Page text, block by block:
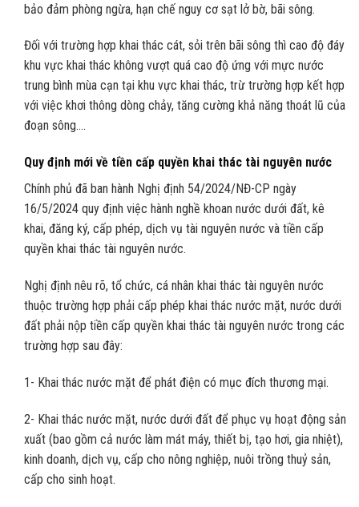
bảo đảm phòng ngừa, hạn chế nguy cơ sạt lở bờ, bãi sông.
Đối với trường hợp khai thác cát, sỏi trên bãi sông thì cao độ đáy
khu vực khai thác không vượt quá cao độ ứng với mực nước
trung bình mùa cạn tại khu vực khai thác, trừ trường hợp kết hợp
với việc khơi thông dòng chảy, tăng cường khả năng thoát lũ của
đoạn sông….
Quy định mới về tiền cấp quyền khai thác tài nguyên nước
Chính phủ đã ban hành Nghị định 54/2024/NĐ-CP ngày
16/5/2024 quy định việc hành nghề khoan nước dưới đất, kê
khai, đăng ký, cấp phép, dịch vụ tài nguyên nước và tiền cấp
quyền khai thác tài nguyên nước.
Nghị định nêu rõ, tổ chức, cá nhân khai thác tài nguyên nước
thuộc trường hợp phải cấp phép khai thác nước mặt, nước dưới
đất phải nộp tiền cấp quyền khai thác tài nguyên nước trong các
trường hợp sau đây:
1- Khai thác nước mặt để phát điện có mục đích thương mại.
2- Khai thác nước mặt, nước dưới đất để phục vụ hoạt động sản
xuất (bao gồm cả nước làm mát máy, thiết bị, tạo hơi, gia nhiệt),
kinh doanh, dịch vụ, cấp cho nông nghiệp, nuôi trồng thuỷ sản,
cấp cho sinh hoạt.